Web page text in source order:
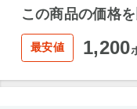
この商品の価格
最安値 1,200